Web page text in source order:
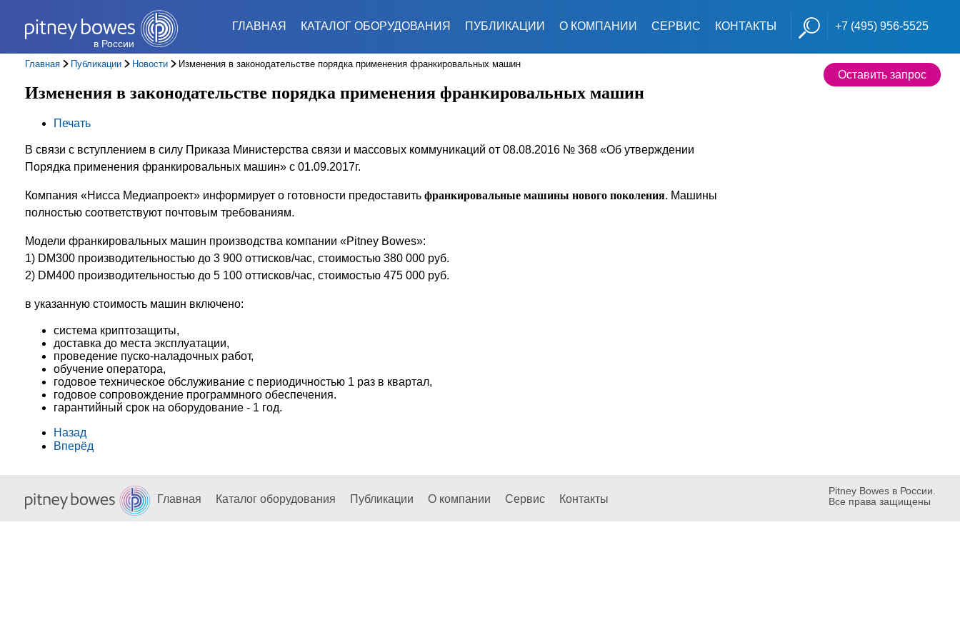
в России
ГЛАВНАЯ КАТАЛОГ ОБОРУДОВАНИЯ ПУБЛИКАЦИИ О КОМПАНИИ СЕРВИС КОНТАКТЫ +7 (495) 956-5525
Оставить запрос
Главная Публикации Новости Изменения в законодательстве порядка применения франкировальных машин
Изменения в законодательстве порядка применения франкировальных машин
Печать
В связи с вступлением в силу Приказа Министерства связи и массовых коммуникаций от 08.08.2016 № 368 «Об утверждении
Порядка применения франкировальных машин» с 01.09.2017г.
Компания «Нисса Медиапроект» информирует о готовности предоставить франкировальные машины нового поколения. Машины
полностью соответствуют почтовым требованиям.
Модели франкировальных машин производства компании «Pitney Bowes»:
1) DM300 производительностью до 3 900 оттисков/час, стоимостью 380 000 руб.
2) DM400 производительностью до 5 100 оттисков/час, стоимостью 475 000 руб.
в указанную стоимость машин включено:
система криптозащиты,
доставка до места эксплуатации,
проведение пуско-наладочных работ,
обучение оператора,
годовое техническое обслуживание с периодичностью 1 раз в квартал,
годовое сопровождение программного обеспечения.
гарантийный срок на оборудование - 1 год.
Назад
Вперёд
Главная Каталог оборудования Публикации О компании Сервис Контакты
Pitney Bowes в России.
Все права защищены